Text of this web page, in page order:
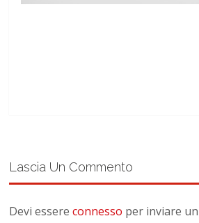
Lascia Un Commento
Devi essereconnesso per inviare